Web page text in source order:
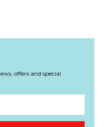
offers and special